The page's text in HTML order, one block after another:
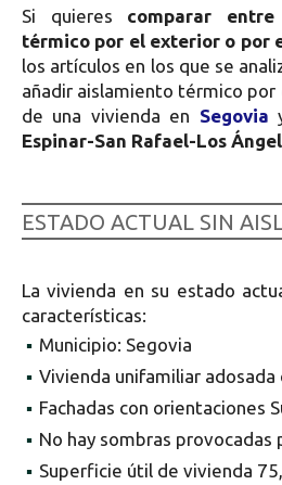
Si quieres comparar
térmico por el exterior o por
los artículos en los que se
añadir aislamiento térmico por
de una vivienda en Segovia
Espinar-San Rafael-Los
ESTADO ACTUAL SIN
La vivienda en su estado
características:
▪ Municipio: Segovia
▪ Vivienda unifamiliar
▪ Fachadas con orientaciones
▪ No hay sombras provocadas
▪ Superficie útil de vivienda